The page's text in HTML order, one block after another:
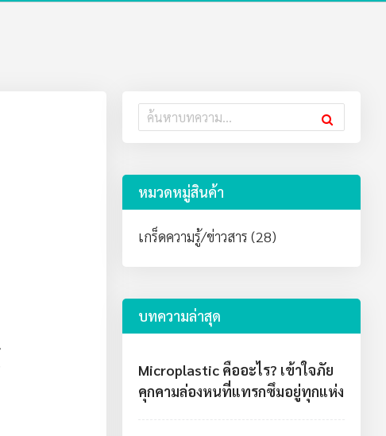
หมวดหมู่สินค้า
เกร็ดความรู้/ข่าวสาร (28)
บทความล่าสุด
Microplastic คืออะไร? เข้าใจภัย
คุกคามล่องหนที่แทรกซึมอยู่ทุกแห่ง